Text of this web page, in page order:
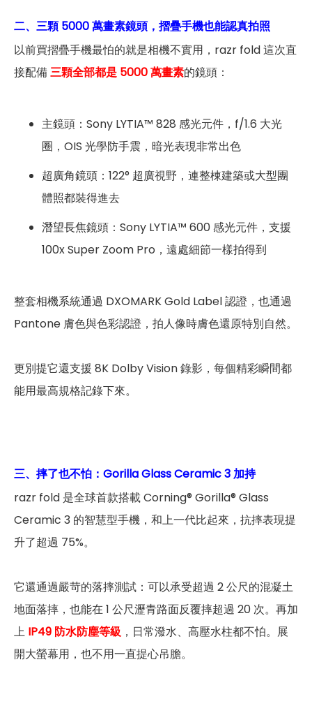
二、三顆 5000 萬畫素鏡頭，摺疊手機也能認真拍照
以前買摺疊手機最怕的就是相機不實用，razr fold 這次直
接配備三顆全部都是 5000 萬畫素的鏡頭：
主鏡頭：Sony LYTIA™ 828 感光元件，f/1.6 大光
圈，OIS 光學防手震，暗光表現非常出色
超廣角鏡頭：122° 超廣視野，連整棟建築或大型團
體照都裝得進去
潛望長焦鏡頭：Sony LYTIA™ 600 感光元件，支援
100x Super Zoom Pro，遠處細節一樣拍得到
整套相機系統通過 DXOMARK Gold Label 認證，也通過
Pantone 膚色與色彩認證，拍人像時膚色還原特別自然。
更別提它還支援 8K Dolby Vision 錄影，每個精彩瞬間都
能用最高規格記錄下來。
三、摔了也不怕：Gorilla Glass Ceramic 3 加持
razr fold 是全球首款搭載 Corning® Gorilla® Glass
Ceramic 3 的智慧型手機，和上一代比起來，抗摔表現提
升了超過 75%。
它還通過嚴苛的落摔測試：可以承受超過 2 公尺的混凝土
地面落摔，也能在 1 公尺瀝青路面反覆摔超過 20 次。再加
上 IP49 防水防塵等級 ，日常潑水、高壓水柱都不怕。展
開大螢幕用，也不用一直提心吊膽。